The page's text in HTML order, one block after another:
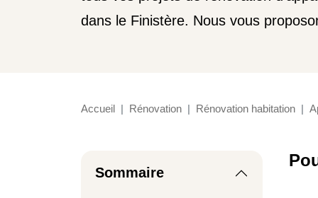
dans le Finistère. Nous vous
Accueil Rénovation Rénovation habitation
Sommaire